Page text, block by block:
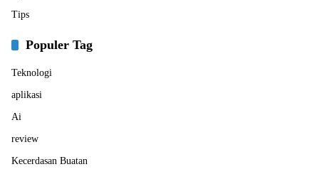
Tips
Populer Tag
Teknologi
aplikasi
Ai
review
Kecerdasan Buatan